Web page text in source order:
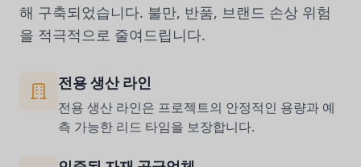
해 구축되었습니다. 불만, 반품, 브랜드 손상 위험
을 적극적으로 줄여드립니다.
전용 생산 라인
전용 생산 라인은 프로젝트의 안정적인 용량과 예
측 가능한 리드 타임을 보장합니다.